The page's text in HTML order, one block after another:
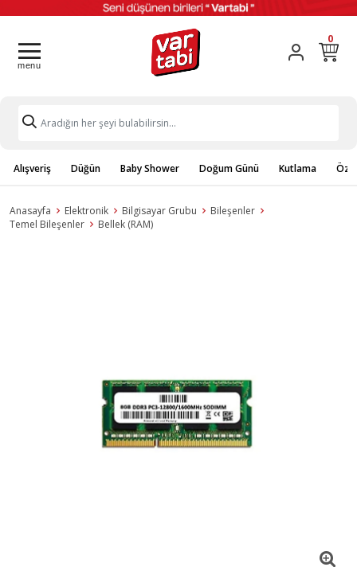
0
Alışveriş Düğün Baby Shower Doğum Günü Kutlama
Anasayfa Elektronik Bilgisayar Grubu
Bileşenler
Temel Bileşenler
Bellek (RAM)